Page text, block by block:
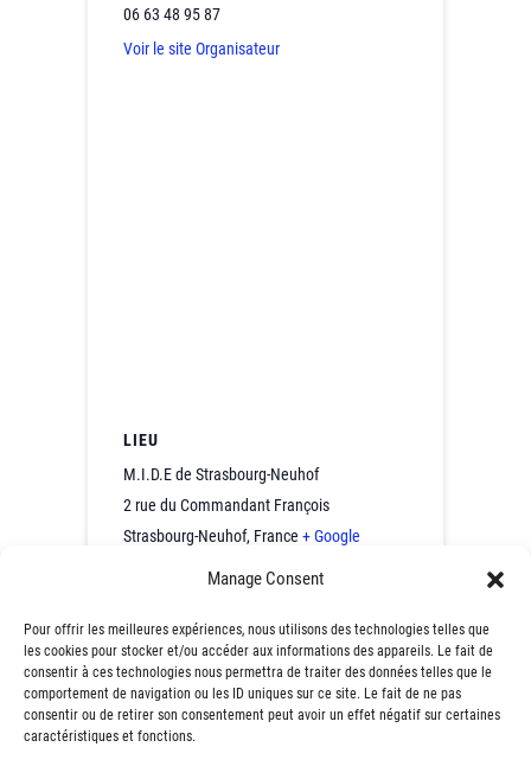
Manage Consent
Pour offrir les meilleures expériences, nous utilisons des technologies telles que
les cookies pour stocker et/ou accéder aux informations des appareils. Le fait de
consentir à ces technologies nous permettra de traiter des données telles que le
comportement de navigation ou les ID uniques sur ce site. Le fait de ne pas
consentir ou de retirer son consentement peut avoir un effet négatif sur certaines
caractéristiques et fonctions.
06 63 48 95 87
Voir le site Organisateur
LIEU
M.I.D.E de Strasbourg-Neuhof
2 rue du Commandant François
Strasbourg-Neuhof, France + Google
247e Café
Contact de
l’Emploi® – Cernay
(68)
249e Café Contact de
l’Emploi® – La Garenne-
Colombes au Théatre (92)